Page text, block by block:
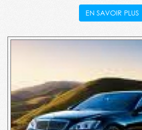
EN SAVOIR PLUS